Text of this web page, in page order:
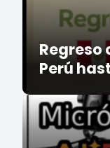
Regreso
Perú